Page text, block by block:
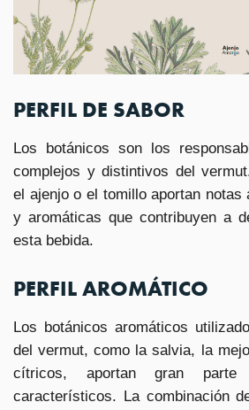
PERFIL DE SABOR
Los botánicos son los
complejos y distintivos del
el ajenjo o el tomillo aportan notas
y aromáticas que contribuyen a
esta bebida.
PERFIL AROMÁTICO
Los botánicos aromáticos
del vermut, como la salvia, la
cítricos, aportan gran
característicos. La combinación